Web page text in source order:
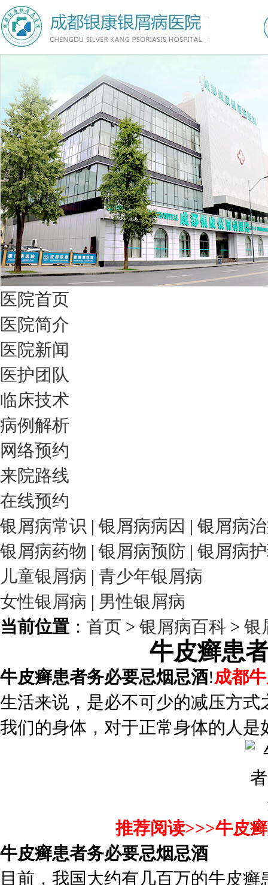
医院首页
医院简介
医院新闻
医护团队
临床技术
病例解析
网络预约
来院路线
在线预约
银屑病常识 | 银屑病病因 | 银屑病
银屑病药物 | 银屑病预防 | 银屑病
儿童银屑病 | 青少年银屑病
女性银屑病 | 男性银屑病
当前位置 ： 首页 > 银屑病百科 > 银
牛皮癣患
牛皮癣患者务必要忌烟忌酒!成都
生活来说，是必不可少的减压方
我们的身体，对于正常身体的人
推荐阅读>>>牛皮
牛皮癣患者务必要忌烟忌酒
目前，我国大约有几百万的牛皮